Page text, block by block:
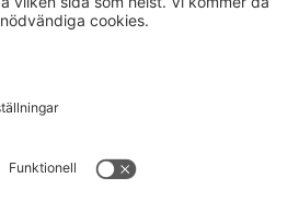
AB Alla priser är exklusive moms.
inställningar